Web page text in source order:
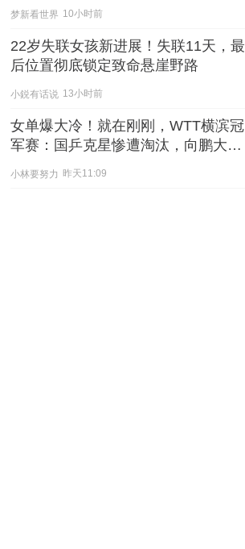
梦新看世界 10小时前
22岁失联女孩新进展！失联11天，最
后位置彻底锁定致命悬崖野路
小鋭有话说 13小时前
女单爆大冷！就在刚刚，WTT横滨冠
军赛：国乒克星惨遭淘汰，向鹏大获
小林要努力 昨天11:09